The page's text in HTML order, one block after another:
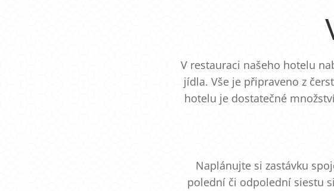
V restauraci našeho hotelu
jídla. Vše je připraveno z
hotelu je dostatečné
Naplánujte si zastávku
polední či odpolední siestu